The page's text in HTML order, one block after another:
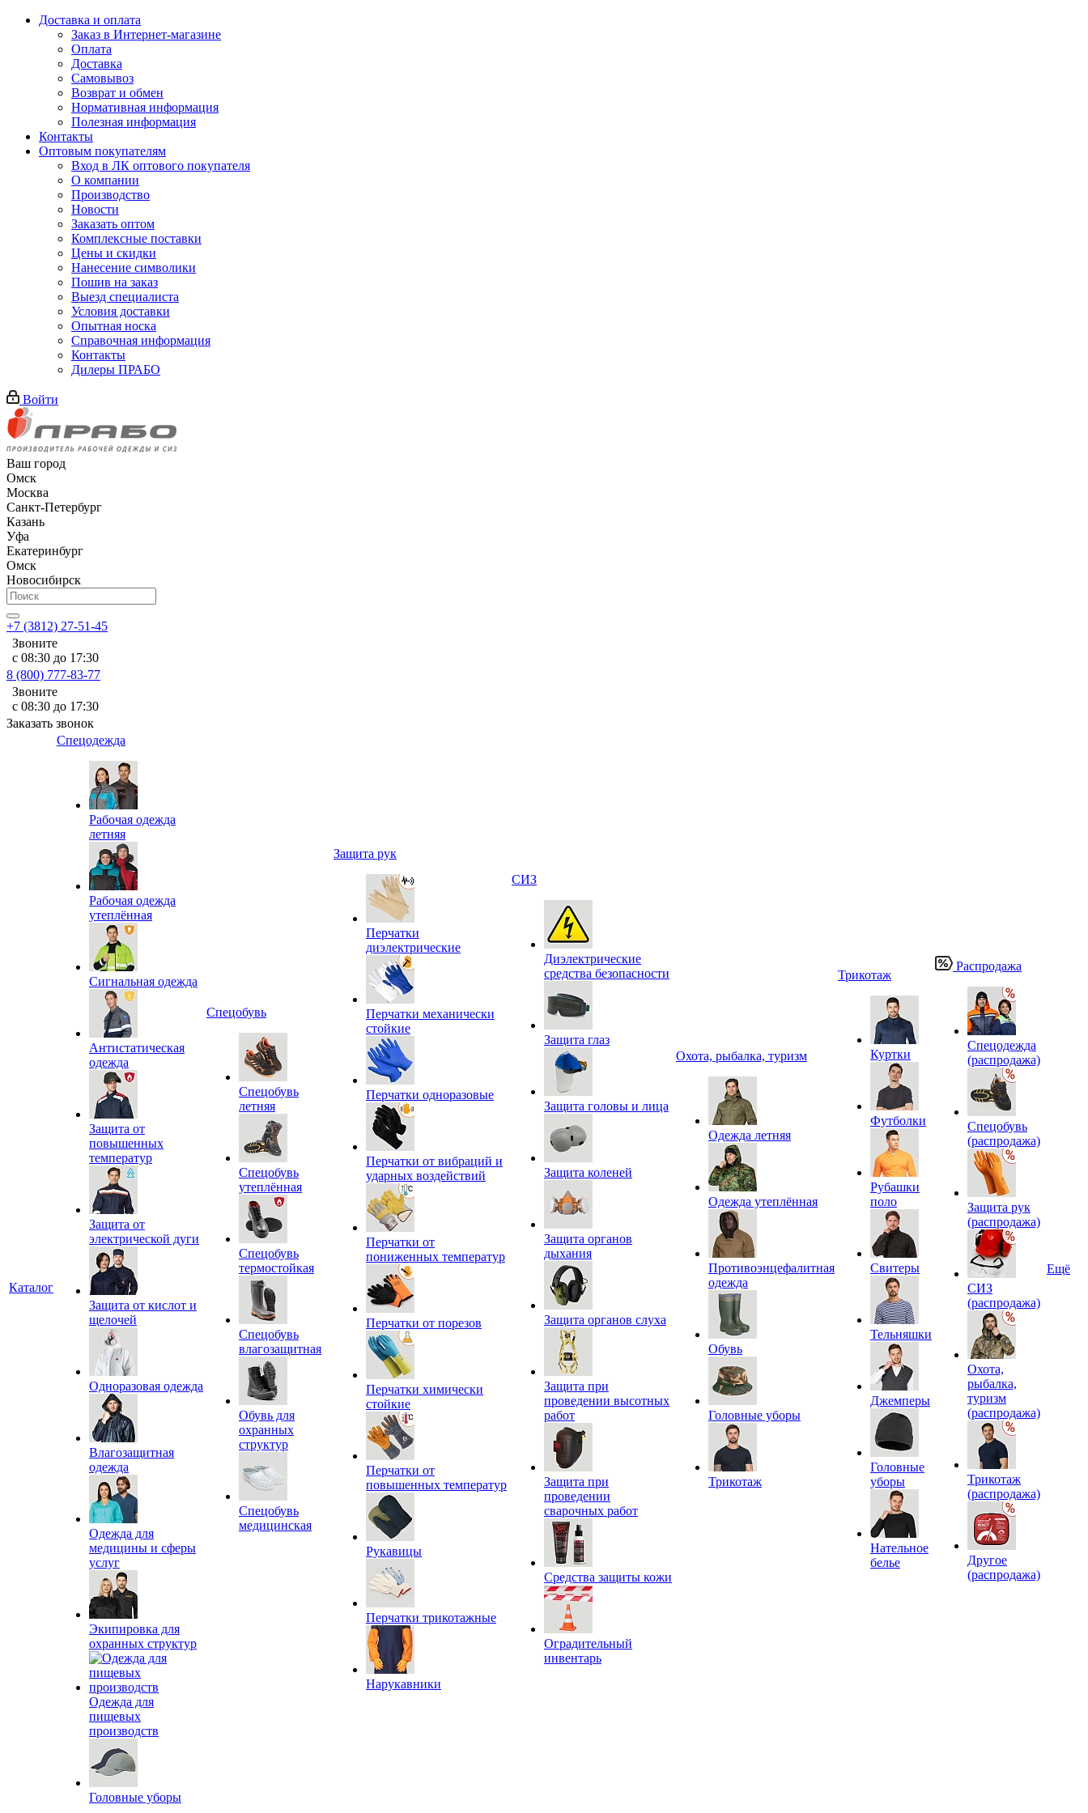
Доставка и оплата
Заказ в Интернет-магазине
Оплата
Доставка
Самовывоз
Возврат и обмен
Нормативная информация
Полезная информация
Контакты
Оптовым покупателям
Вход в ЛК оптового покупателя
О компании
Производство
Новости
Заказать оптом
Комплексные поставки
Цены и скидки
Нанесение символики
Пошив на заказ
Выезд специалиста
Условия доставки
Опытная носка
Справочная информация
Контакты
Дилеры ПРАБО
Войти
Ваш город
Омск
Москва
Санкт-Петербург
Казань
Уфа
Екатеринбург
Омск
Новосибирск
+7 (3812) 27-51-45
Звоните
с 08:30 до 17:30
8 (800) 777-83-77
Звоните
с 08:30 до 17:30
Заказать звонок
Каталог
Спецодежда
Рабочая одежда
летняя
Рабочая одежда
утеплённая
Сигнальная одежда
Антистатическая
одежда
Защита от
повышенных
температур
Защита от
электрической дуги
Защита от кислот и
щелочей
Одноразовая одежда
Влагозащитная
одежда
Одежда для
медицины и сферы
услуг
Экипировка для
охранных структур
Одежда для
пищевых
производств
Головные уборы
Спецобувь
Спецобувь
летняя
Спецобувь
утеплённая
Спецобувь
термостойкая
Спецобувь
влагозащитная
Обувь для
охранных
структур
Спецобувь
медицинская
Защита рук
Перчатки
диэлектрические
Перчатки механически
стойкие
Перчатки одноразовые
Перчатки от вибраций и
ударных воздействий
Перчатки от
пониженных температур
Перчатки от порезов
Перчатки химически
стойкие
Перчатки от
повышенных температур
Рукавицы
Перчатки трикотажные
Нарукавники
СИЗ
Диэлектрические
средства безопасности
Защита глаз
Защита головы и лица
Защита коленей
Защита органов
дыхания
Защита органов слуха
Защита при
проведении высотных
работ
Защита при
проведении
сварочных работ
Средства защиты кожи
Оградительный
инвентарь
Охота, рыбалка, туризм
Одежда летняя
Одежда утеплённая
Противоэнцефалитная
одежда
Обувь
Головные уборы
Трикотаж
Трикотаж
Куртки
Футболки
Рубашки
поло
Свитеры
Тельняшки
Джемперы
Головные
уборы
Нательное
белье
Распродажа
Спецодежда
(распродажа)
Спецобувь
(распродажа)
Защита рук
(распродажа)
СИЗ
(распродажа)
Охота,
рыбалка,
туризм
(распродажа)
Трикотаж
(распродажа)
Другое
(распродажа)
Ещё